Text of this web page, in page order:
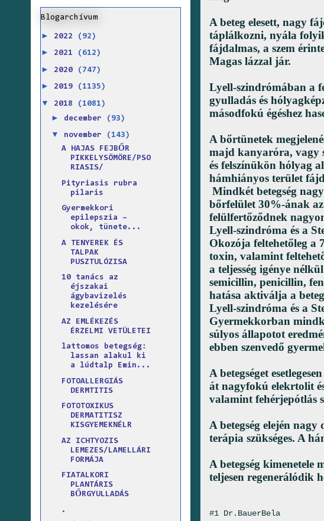
A beteg elesett, nagy
táplálkozni, nyála
fájdalmas, a szem
Magas lázzal jár.
Lyell-szindrómában a
gyulladás és
másodfokú égéshez
A bőrtünetek
majd kanyaróra, vagy
és felszínükön hólyag
hámhiányos terület
Mindkét betegség
bőrfelület 30%-ának
felülfertőződnek
Lyell-szindróma és a
Okozója feltehetőleg a
toxin, valamint
a teljesség igénye
semicillin, penicillin,
hatása aktiválja a
Lyell-szindróma és a
Gyermekkorban
súlyos állapotot
ebben szenvedő
A betegséget
át nagyfokú elekrtolit
valamint fehérjepótlás
A betegség elején
terápia szükséges. A
A betegség kimenetele
teljesen regenerálódik
#1 Dr.BauerBela
Blogarchívum
► 2022 (92)
► 2021 (612)
► 2020 (747)
► 2019 (1135)
▼ 2018 (1081)
► december (93)
▼ november
(143)
A HAJAS FEJBŐR
PIKKELYSÖMÖRE/PSO
RIASIS/
Pityriasis rubra
pilaris
Gyermekkori
epilepszia –
okok, tünete...
A TENYEREK ÉS
TALPAK
PUSZTULÓZISA
10 tanács az
éjszakai
ágybavizelés
kezelésére
AZ EMLÉKEZÉS
ÉRZELMI VETÜLETEI
lattomos betegség:
lassan alakul ki
a lúdtalp Emin...
FOTOALLERGIÁS
DERMTITIS
FOTOTOXIKUS
DERMATITISZ
KISGYEMEKNÉLR
AZ ICHTYOZIS
LEMEZES/LAMELLÁRI
FORMÁJA
FIATALKORI
PLANTÁRIS
BŐRGYULLADÁS
.